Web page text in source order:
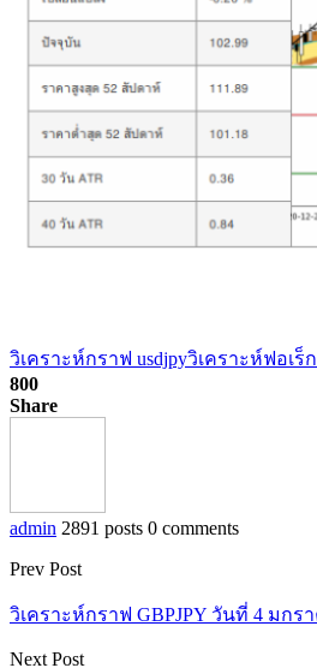
วิเคราะห์กราฟ usdjpyวิเคราะห์ฟอเร็
800
Share
admin 2891 posts 0 comments
Prev Post
วิเคราะห์กราฟ GBPJPY วันที่ 4 มกร
Next Post